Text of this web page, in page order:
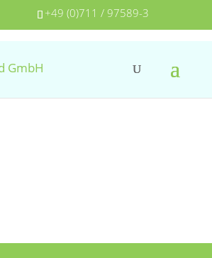
+49 (0)711 / 97589-3